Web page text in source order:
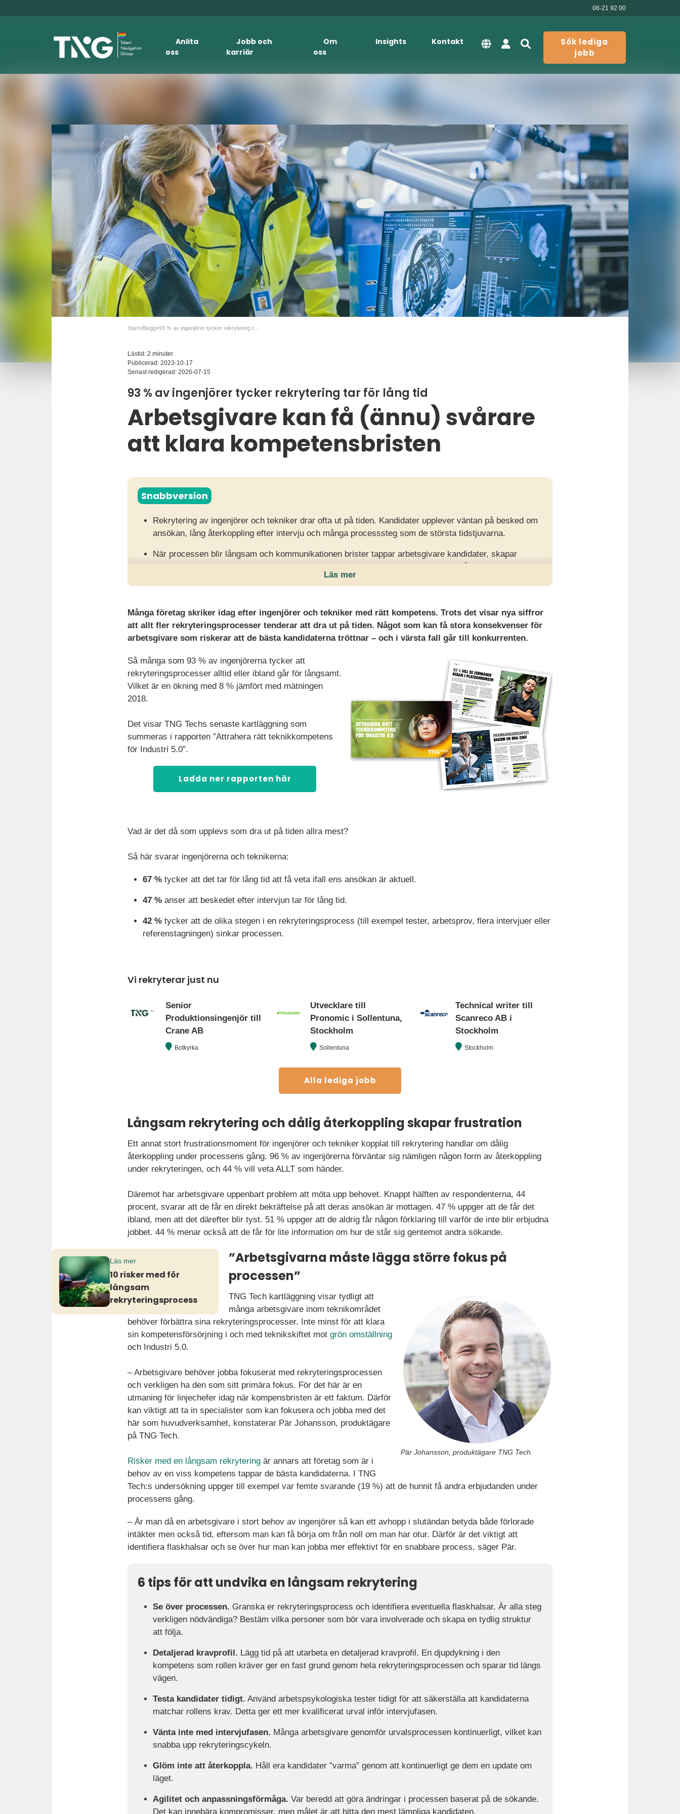
08-21 92 00
Anlita
oss
Jobb och
karriär
Om
oss
Insights Kontakt
Sök lediga
jobb
Start»Blogg»
Lästid: 2 minuter
Publicerad: 2023-10-17
Senast redigerad: 2026-07-15
93 % av ingenjörer tycker rekrytering tar för lång tid
Arbetsgivare kan få (ännu) svårare
att klara kompetensbristen
Snabbversion
Rekrytering av ingenjörer och tekniker drar ofta ut på tiden. Kandidater upplever väntan på besked om
ansökan, lång återkoppling efter intervju och många processsteg som de största tidstjuvarna.
När processen blir långsam och kommunikationen brister tappar arbetsgivare kandidater, skapar
frustration och riskerar att förvärra kompetensbristen när konkurrensen redan är hård.
För att vända trenden behöver arbetsgivare kapa flaskhalsar, sätta tydlig kravprofil, testa tidigt,
Läs mer
Många företag skriker idag efter ingenjörer och tekniker med rätt kompetens. Trots det visar nya siffror
att allt fler rekryteringsprocesser tenderar att dra ut på tiden. Något som kan få stora konsekvenser för
arbetsgivare som riskerar att de bästa kandidaterna tröttnar – och i värsta fall går till konkurrenten.
Så många som 93 % av ingenjörerna tycker att
rekryteringsprocesser alltid eller ibland går för långsamt.
Vilket är en ökning med 8 % jämfört med mätningen
2018.
Det visar TNG Techs senaste kartläggning som
summeras i rapporten ”Attrahera rätt teknikkompetens
för Industri 5.0”.
Ladda ner rapporten här
Vad är det då som upplevs som dra ut på tiden allra mest?
Så här svarar ingenjörerna och teknikerna:
67 % tycker att det tar för lång tid att få veta ifall ens ansökan är aktuell.
47 % anser att beskedet efter intervjun tar för lång tid.
42 % tycker att de olika stegen i en rekryteringsprocess (till exempel tester, arbetsprov, flera intervjuer eller
referenstagningen) sinkar processen.
Vi rekryterar just nu
Senior
Produktionsingenjör till
Crane AB
Botkyrka
Utvecklare till
Pronomic i Sollentuna,
Stockholm
Sollentuna
Technical writer till
Scanreco AB i
Stockholm
Stockholm
Alla lediga jobb
Långsam rekrytering och dålig återkoppling skapar frustration
Ett annat stort frustrationsmoment för ingenjörer och tekniker kopplat till rekrytering handlar om dålig
återkoppling under processens gång. 96 % av ingenjörerna förväntar sig nämligen någon form av återkoppling
under rekryteringen, och 44 % vill veta ALLT som händer.
Däremot har arbetsgivare uppenbart problem att möta upp behovet. Knappt hälften av respondenterna, 44
procent, svarar att de får en direkt bekräftelse på att deras ansökan är mottagen. 47 % uppger att de får det
ibland, men att det därefter blir tyst. 51 % uppger att de aldrig får någon förklaring till varför de inte blir erbjudna
jobbet. 44 % menar också att de får för lite information om hur de står sig gentemot andra sökande.
Läs mer
10 risker med för
långsam
rekryteringsprocess
”Arbetsgivarna måste lägga större fokus på
processen”
Pär Johansson, produktägare TNG Tech.
TNG Tech kartläggning visar tydligt att
många arbetsgivare inom teknikområdet
behöver förbättra sina rekryteringsprocesser. Inte minst för att klara
sin kompetensförsörjning i och med teknikskiftet mot grön omställning
och Industri 5.0.
– Arbetsgivare behöver jobba fokuserat med rekryteringsprocessen
och verkligen ha den som sitt primära fokus. För det här är en
utmaning för linjechefer idag när kompensbristen är ett faktum. Därför
kan viktigt att ta in specialister som kan fokusera och jobba med det
här som huvudverksamhet, konstaterar Pär Johansson, produktägare
på TNG Tech.
Risker med en långsam rekrytering är annars att företag som är i
behov av en viss kompetens tappar de bästa kandidaterna. I TNG
Tech:s undersökning uppger till exempel var femte svarande (19 %) att de hunnit få andra erbjudanden under
processens gång.
– Är man då en arbetsgivare i stort behov av ingenjörer så kan ett avhopp i slutändan betyda både förlorade
intäkter men också tid, eftersom man kan få börja om från noll om man har otur. Därför är det viktigt att
identifiera flaskhalsar och se över hur man kan jobba mer effektivt för en snabbare process, säger Pär.
6 tips för att undvika en långsam rekrytering
Se över processen. Granska er rekryteringsprocess och identifiera eventuella flaskhalsar. Är alla steg
verkligen nödvändiga? Bestäm vilka personer som bör vara involverade och skapa en tydlig struktur
att följa.
Detaljerad kravprofil. Lägg tid på att utarbeta en detaljerad kravprofil. En djupdykning i den
kompetens som rollen kräver ger en fast grund genom hela rekryteringsprocessen och sparar tid längs
vägen.
Testa kandidater tidigt. Använd arbetspsykologiska tester tidigt för att säkerställa att kandidaterna
matchar rollens krav. Detta ger ett mer kvalificerat urval inför intervjufasen.
Vänta inte med intervjufasen. Många arbetsgivare genomför urvalsprocessen kontinuerligt, vilket kan
snabba upp rekryteringscykeln.
Glöm inte att återkoppla. Håll era kandidater ”varma” genom att kontinuerligt ge dem en update om
läget.
Agilitet och anpassningsförmåga. Var beredd att göra ändringar i processen baserat på de sökande.
Det kan innebära kompromisser, men målet är att hitta den mest lämpliga kandidaten.